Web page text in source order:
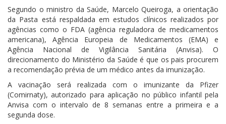
Segundo o ministro da Saúde, Marcelo Queiroga, a orientação
da Pasta está respaldada em estudos clínicos realizados por
agências como o FDA (agência reguladora de medicamentos
americana), Agência Europeia de Medicamentos (EMA) e
Agência Nacional de Vigilância Sanitária (Anvisa). O
direcionamento do Ministério da Saúde é que os pais procurem
a recomendação prévia de um médico antes da imunização.
A vacinação será realizada com o imunizante da Pfizer
(Comirnaty), autorizado para aplicação no público infantil pela
Anvisa com o intervalo de 8 semanas entre a primeira e a
segunda dose.